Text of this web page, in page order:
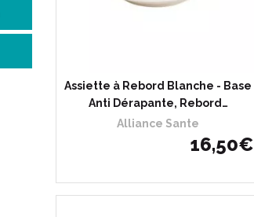
Assiette à Rebord Blanche - Base
Anti Dérapante, Rebord…
Alliance Sante
16,50€